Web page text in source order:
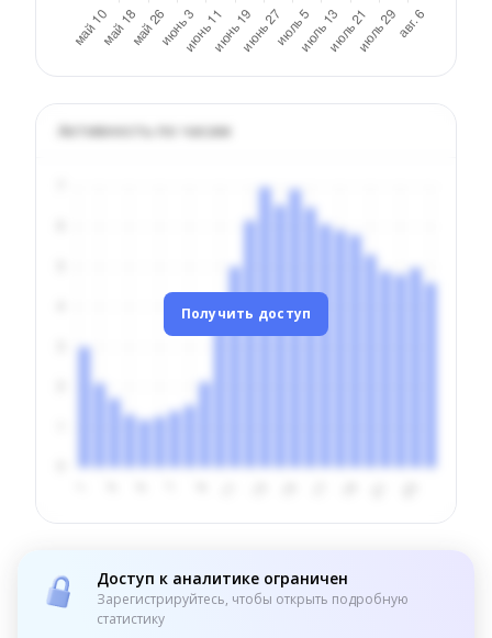
Активность по часам
Получить доступ
Доступ к аналитике ограничен
Зарегистрируйтесь, чтобы открыть подробную
статистику